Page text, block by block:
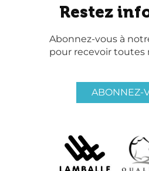
Restez
Abonnez-vous à
pour recevoir toutes
ABONNEZ-